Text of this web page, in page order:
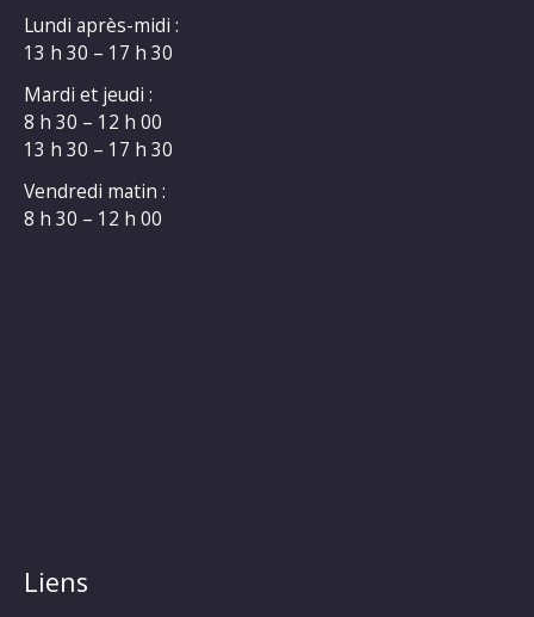
Lundi après-midi :
13 h 30 – 17 h 30
Mardi et jeudi :
8 h 30 – 12 h 00
13 h 30 – 17 h 30
Vendredi matin :
8 h 30 – 12 h 00
Liens